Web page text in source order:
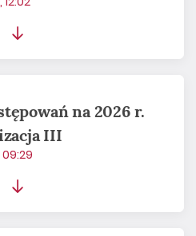
na 2026 r.
III
09:29